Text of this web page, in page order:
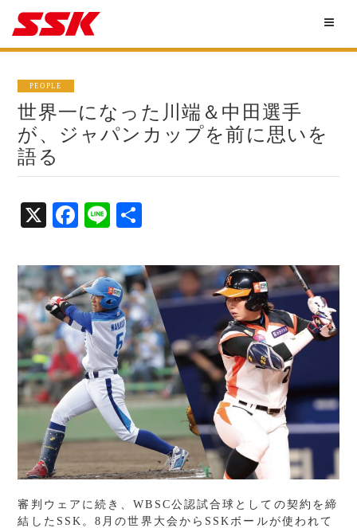
PEOPLE
世界一になった川端＆中田選手
が、ジャパンカップを前に思いを
語る
X
Fa
bo
ok
Li
審判ウェアに続き、WBSC公認試合球としての契約を締
結したSSK。8月の世界大会からSSKボールが使われて